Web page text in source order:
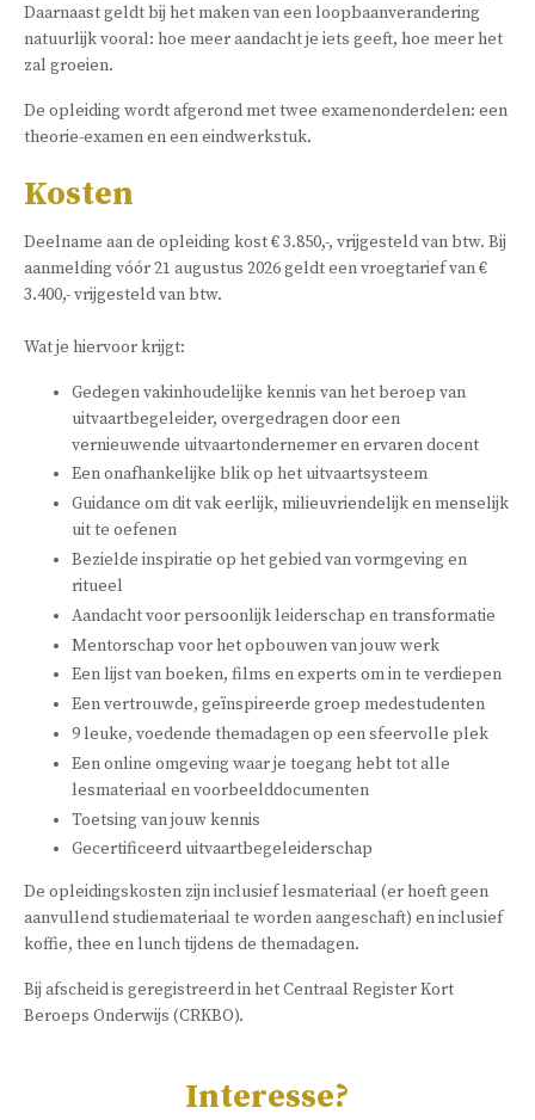
Daarnaast geldt bij het maken van een loopbaanverandering
natuurlijk vooral: hoe meer aandacht je iets geeft, hoe meer het
zal groeien.
De opleiding wordt afgerond met twee examenonderdelen: een
theorie-examen en een eindwerkstuk.
Kosten
Deelname aan de opleiding kost € 3.850,-, vrijgesteld van btw. Bij
aanmelding vóór 21 augustus 2026 geldt een vroegtarief van €
3.400,- vrijgesteld van btw.
Wat je hiervoor krijgt:
Gedegen vakinhoudelijke kennis van het beroep van
uitvaartbegeleider, overgedragen door een
vernieuwende uitvaartondernemer en ervaren docent
Een onafhankelijke blik op het uitvaartsysteem
Guidance om dit vak eerlijk, milieuvriendelijk en menselijk
uit te oefenen
Bezielde inspiratie op het gebied van vormgeving en
ritueel
Aandacht voor persoonlijk leiderschap en transformatie
Mentorschap voor het opbouwen van jouw werk
Een lijst van boeken, films en experts om in te verdiepen
Een vertrouwde, geïnspireerde groep medestudenten
9 leuke, voedende themadagen op een sfeervolle plek
Een online omgeving waar je toegang hebt tot alle
lesmateriaal en voorbeelddocumenten
Toetsing van jouw kennis
Gecertificeerd uitvaartbegeleiderschap
De opleidingskosten zijn inclusief lesmateriaal (er hoeft geen
aanvullend studiemateriaal te worden aangeschaft) en inclusief
koffie, thee en lunch tijdens de themadagen.
Bij afscheid is geregistreerd in het Centraal Register Kort
Beroeps Onderwijs (CRKBO).
Interesse?